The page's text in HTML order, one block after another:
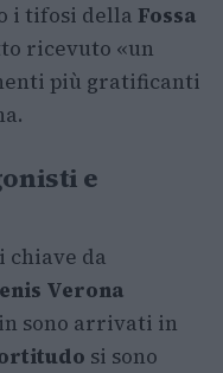
i tifosi della Fossa
ricevuto «un
più gratificanti
e
da
Verona
sono arrivati in
si sono